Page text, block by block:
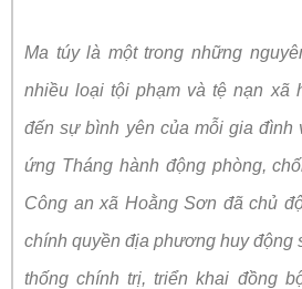
Ma túy là một trong những
nhiều loại tội phạm và tệ nạn xã
đến sự bình yên của mỗi gia đình
ứng Tháng hành động phòng,
Công an xã Hoằng Sơn đã chủ
chính quyền địa phương huy động
thống chính trị, triển khai đồng